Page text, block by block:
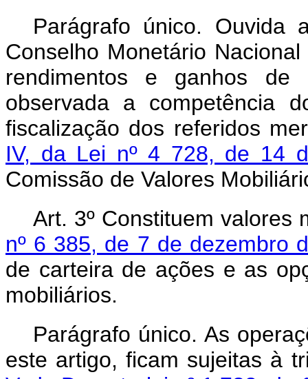
Parágrafo único. Ouvida
Conselho Monetário
rendimentos e ganhos
observada a competência
fiscalização dos referidos
IV, da Lei nº 4 728, de 14
Comissão de Valores
Art. 3º Constituem
nº 6 385, de 7 de dezembro
de carteira de ações e as
mobiliários.
Parágrafo único. As
este artigo, ficam sujeitas à